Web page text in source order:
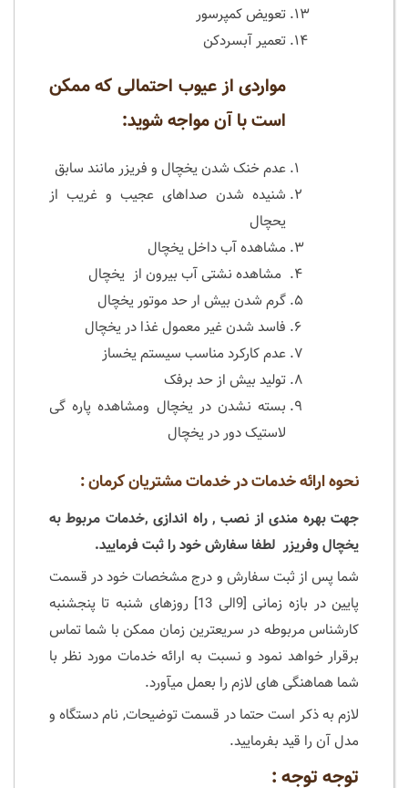
تعویض کمپرسور
تعمیر آبسردکن
مواردی از عیوب احتمالی که ممکن
است با آن مواجه شوید:
عدم خنک شدن یخچال و فریزر مانند سابق
شنیده شدن صداهای عجیب و غریب از
یحچال
مشاهده آب داخل یخچال
مشاهده نشتی آب بیرون از یخچال
گرم شدن بیش ار حد موتور یخچال
فاسد شدن غیر معمول غذا در یخچال
عدم کارکرد مناسب سیستم یخساز
تولید بیش از حد برفک
بسته نشدن در یخچال ومشاهده پاره گی
لاستیک دور در یخچال
نحوه ارائه خدمات در خدمات مشتریان کرمان :
جهت بهره مندی از نصب , راه اندازی ,خدمات مربوط به
یخچال وفریزر لطفا سفارش خود را ثبت فرمایید.
شما پس از ثبت سفارش و درج مشخصات خود در قسمت
پایین در بازه زمانی [9الی 13] روزهای شنبه تا پنجشنبه
کارشناس مربوطه در سریعترین زمان ممکن با شما تماس
برقرار خواهد نمود و نسبت به ارائه خدمات مورد نظر با
شما هماهنگی های لازم را بعمل میآورد.
لازم به ذکر است حتما در قسمت توضیحات, نام دستگاه و
مدل آن را قید بفرمایید.
توجه توجه :